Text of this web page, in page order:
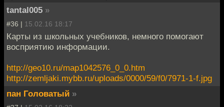
tantal005 »
#36 | 15.02.16 18:17
Карты из школьных учебников, немного помогают
восприятию информации.
http://geo10.ru/map1042576_0_0.htm
http://zemljaki.mybb.ru/uploads/0000/59/f0/7971-1-f.jpg
пан Головатый »